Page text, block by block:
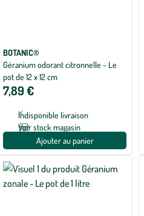
BOTANIC®
Géranium odorant citronnelle - Le
pot de 12 x 12 cm
7,89 €
Indisponible livraison
Voir stock magasin
Ajouter au panier